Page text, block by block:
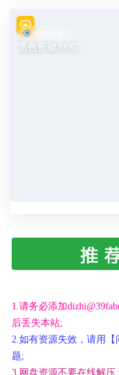
街拍分享
黑色长裙J9967
1.请务必添加
后丢失本站;
2.如有资源失效，请用
题;
3.网盘资源不要在线解